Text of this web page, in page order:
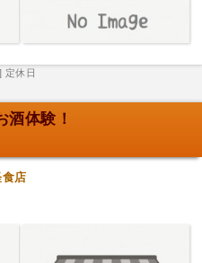
定休日
酒体験！
食店